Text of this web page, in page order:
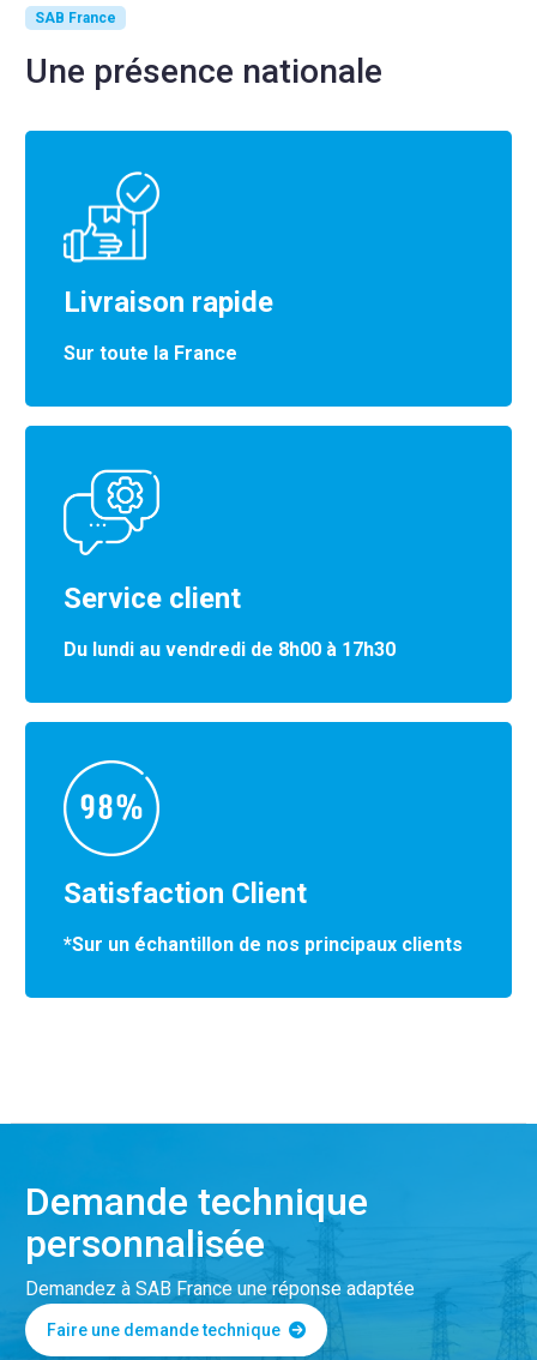
SAB France
Une présence nationale
Livraison rapide
Sur toute la France
Service client
Du lundi au vendredi de 8h00 à 17h30
Satisfaction Client
*Sur un échantillon de nos principaux clients
Demande technique
personnalisée
Demandez à SAB France une réponse adaptée
Faire une demande technique